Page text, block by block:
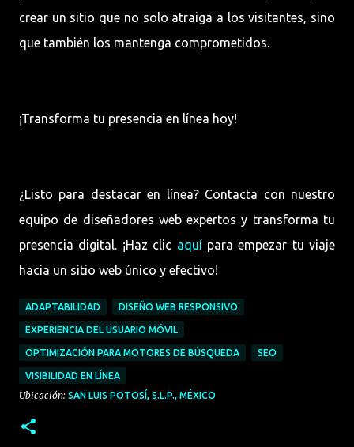
crear un sitio que no solo atraiga a los visitantes, sino
que también los mantenga comprometidos.
¡Transforma tu presencia en línea hoy!
¿Listo para destacar en línea? Contacta con nuestro
equipo de diseñadores web expertos y transforma tu
presencia digital. ¡Haz clic aquípara empezar tu viaje
hacia un sitio web único y efectivo!
ADAPTABILIDAD DISEÑO WEB RESPONSIVO
EXPERIENCIA DEL USUARIO MÓVIL
OPTIMIZACIÓN PARA MOTORES DE BÚSQUEDA SEO
VISIBILIDAD EN LÍNEA
Ubicación: SAN LUIS POTOSÍ, S.L.P., MÉXICO